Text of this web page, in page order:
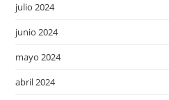
julio 2024
junio 2024
mayo 2024
abril 2024